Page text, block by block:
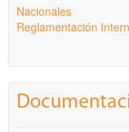
Nacionales
Reglamentación